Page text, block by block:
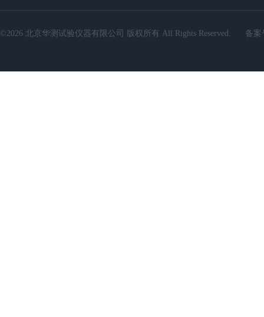
©2026 北京华测试验仪器有限公司 版权所有 All Rights Reserved. 备案